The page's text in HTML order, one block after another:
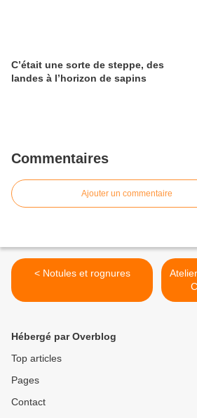
C’était une sorte de steppe, des
landes à l’horizon de sapins
Commentaires
Ajouter un commentaire
< Notules et rognures
Hébergé par Overblog
Top articles
Pages
Contact